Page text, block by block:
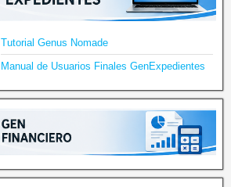
Tutorial Genus Nomade
Manual de Usuarios Finales GenExpedientes